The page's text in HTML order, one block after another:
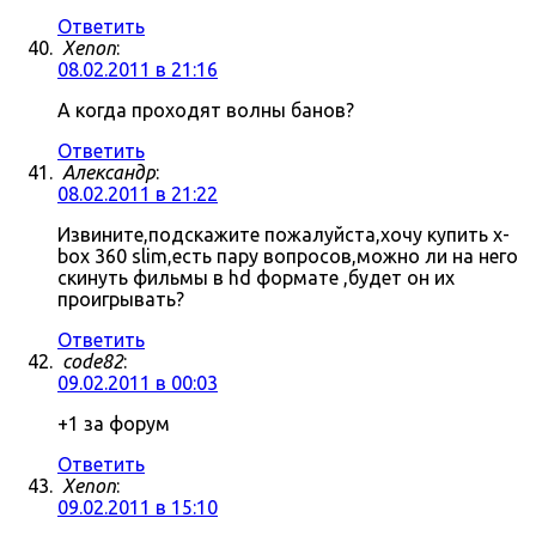
Ответить
Xenon:
08.02.2011 в 21:16
А когда проходят волны банов?
Ответить
Александр:
08.02.2011 в 21:22
Извините,подскажите пожалуйста,хочу купить x-
box 360 slim,есть пару вопросов,можно ли на него
скинуть фильмы в hd формате ,будет он их
проигрывать?
Ответить
code82:
09.02.2011 в 00:03
+1 за форум
Ответить
Xenon:
09.02.2011 в 15:10